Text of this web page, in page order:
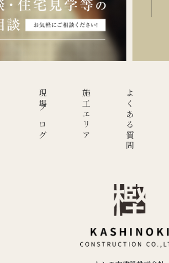
現場ブログ 施工エリア よくある質問